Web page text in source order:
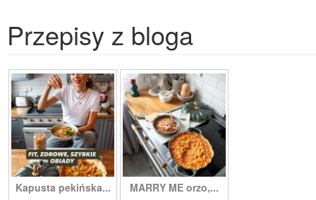
Przepisy z bloga
Kapusta pekińska... MARRY ME orzo,...